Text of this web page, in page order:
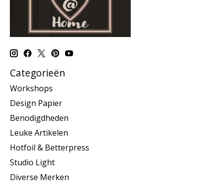
Categorieën
Workshops
Design Papier
Benodigdheden
Leuke Artikelen
Hotfoil & Betterpress
Studio Light
Diverse Merken